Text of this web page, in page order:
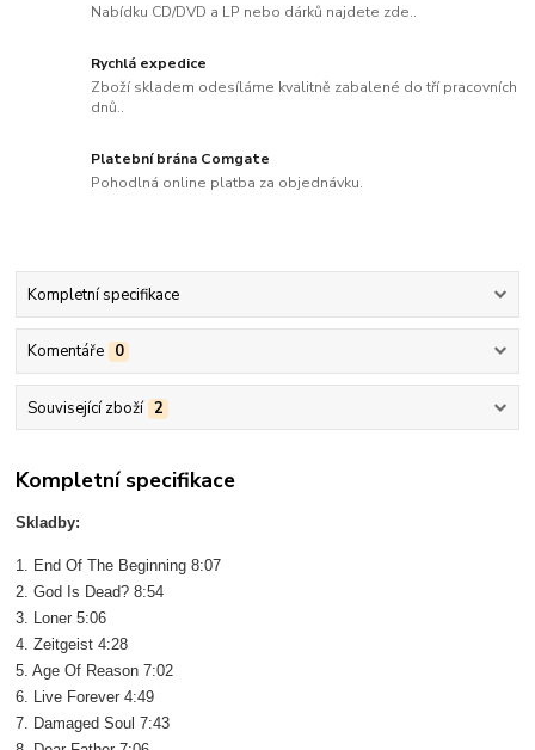
Nabídku CD/DVD a LP nebo dárků najdete zde..
Rychlá expedice
Zboží skladem odesíláme kvalitně zabalené do tří pracovních
dnů..
Platební brána Comgate
Pohodlná online platba za objednávku.
Kompletní specifikace
Komentáře 0
Související zboží 2
Kompletní specifikace
Skladby:
1. End Of The Beginning 8:07
2. God Is Dead? 8:54
3. Loner 5:06
4. Zeitgeist 4:28
5. Age Of Reason 7:02
6. Live Forever 4:49
7. Damaged Soul 7:43